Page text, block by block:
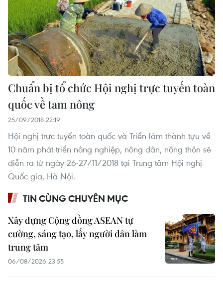
Chuẩn bị tổ chức Hội nghị trực tuyến toàn
quốc về tam nông
25/09/2018 22:19
Hội nghị trực tuyến toàn quốc và Triển lãm thành tựu về
10 năm phát triển nông nghiệp, nông dân, nông thôn sẽ
diễn ra từ ngày 26-27/11/2018 tại Trung tâm Hội nghị
Quốc gia, Hà Nội.
TIN CÙNG CHUYÊN MỤC
Xây dựng Cộng đồng ASEAN tự
cường, sáng tạo, lấy người dân làm
trung tâm
06/08/2026 23:55